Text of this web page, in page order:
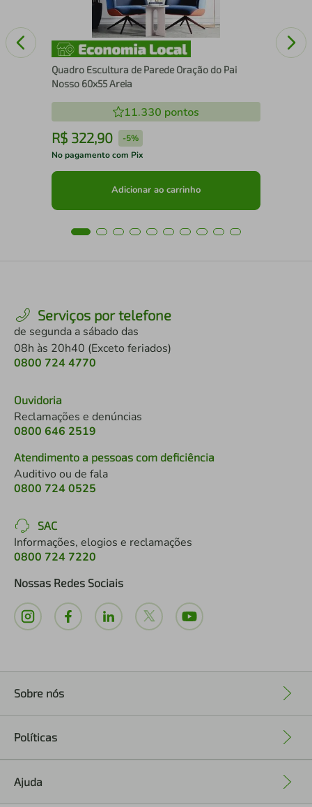
Quadro Escultura de Parede Oração do Pai
Nosso 60x55 Areia
11.330 pontos
R$ 322,90 -5%
No pagamento com Pix
Adicionar ao carrinho
Serviços por telefone
de segunda a sábado das
08h às 20h40 (Exceto feriados)
0800 724 4770
Ouvidoria
Reclamações e denúncias
0800 646 2519
Atendimento a pessoas com deficiência
Auditivo ou de fala
0800 724 0525
SAC
Informações, elogios e reclamações
0800 724 7220
Nossas Redes Sociais
Sobre nós
Políticas
Ajuda